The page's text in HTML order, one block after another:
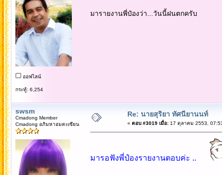
ออฟไลน์
กระทู้: 6,254
มารายงานพี่ป๋องว่า...วันนี้ฝนตกครับ
swsm
Cmadong Member
Cmadong อภิมหาอมตะเซียน
Re: นายสุริยา ทัศนียานนท์
« ตอบ #3019 เมื่อ:17 ตุลาคม 2553,
มารอฟังพี่ป๋องรายงานตอบค่ะ ..